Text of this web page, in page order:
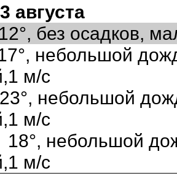
августа
без осадков,
небольшой
м/с
небольшой
м/с
небольшой
м/с